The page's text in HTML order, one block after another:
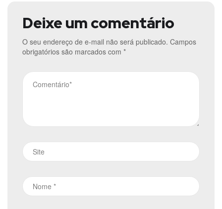
Deixe um comentário
O seu endereço de e-mail não será publicado. Campos
obrigatórios são marcados com *